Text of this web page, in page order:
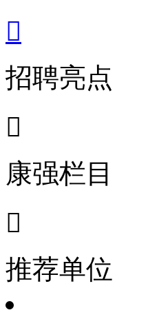

招聘亮点

康强栏目

推荐单位